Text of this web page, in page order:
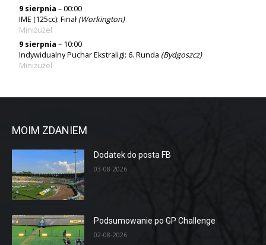
9 sierpnia – 00:00
IME (125cc): Finał(Workington)
Miniżużel
9 sierpnia – 10:00
Indywidualny Puchar Ekstraligi: 6. Runda (Bydgoszcz)
Miniżużel
MOIM ZDANIEM
Dodatek do posta FB
03-08-2026
Podsumowanie po GP Challenge
02-08-2026